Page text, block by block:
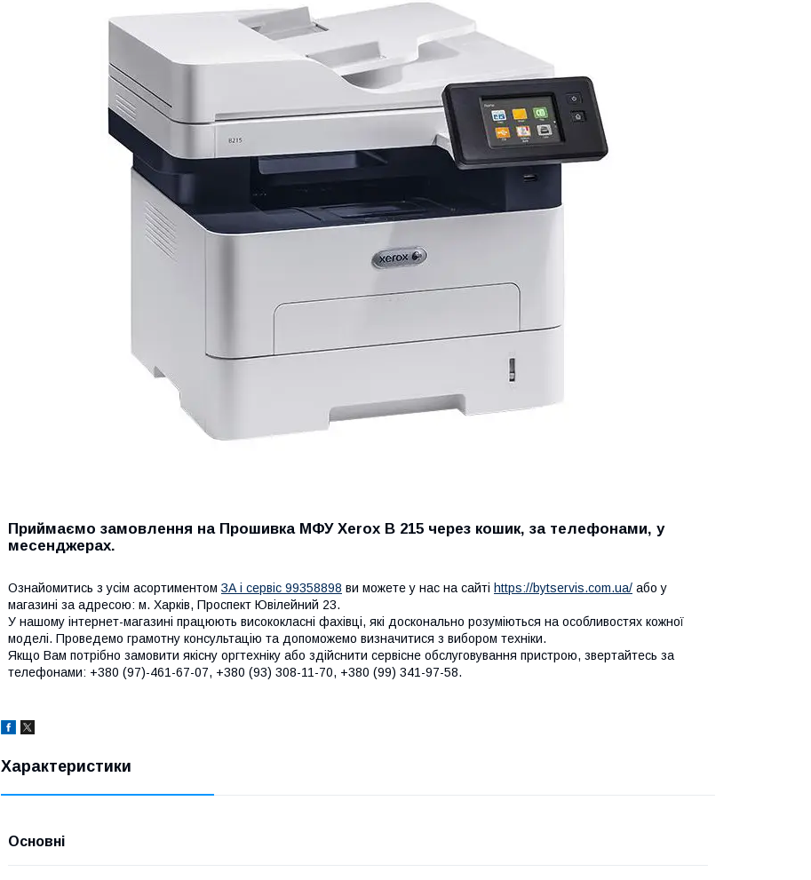
Приймаємо замовлення на Прошивка МФУ Xerox B 215 через кошик, за телефонами, у
месенджерах.
Ознайомитись з усім асортиментом ЗА і сервіс 99358898 ви можете у нас на сайті https://bytservis.com.ua/ або у
магазині за адресою: м. Харків, Проспект Ювілейний 23.
У нашому інтернет-магазині працюють висококласні фахівці, які досконально розуміються на особливостях кожної
моделі. Проведемо грамотну консультацію та допоможемо визначитися з вибором техніки.
Якщо Вам потрібно замовити якісну оргтехніку або здійснити сервісне обслуговування пристрою, звертайтесь за
телефонами: +380 (97)-461-67-07, +380 (93) 308-11-70, +380 (99) 341-97-58.
Характеристики
Основні